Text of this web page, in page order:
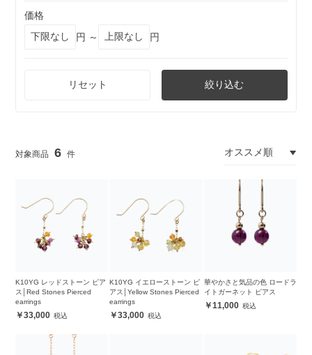
価格
円 ～
円
リセット 絞り込む
6
K10YG レッドストーン ピア
ス│Red Stones Pierced
earrings
33,000
K10YG イエローストーン ピ
アス│Yellow Stones Pierced
earrings
33,000
華やかさと気品の色 ロードラ
イトガーネット ピアス
11,000